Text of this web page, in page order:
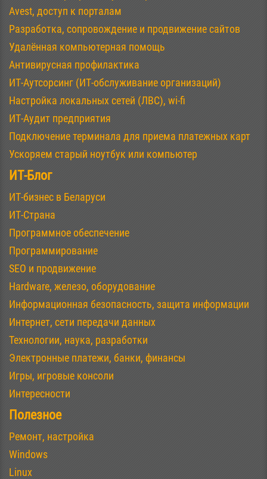
Avest, доступ к порталам
Разработка, сопровождение и продвижение сайтов
Удалённая компьютерная помощь
Антивирусная профилактика
ИТ-Аутсорсинг (ИТ-обслуживание организаций)
Настройка локальных сетей (ЛВС), wi-fi
ИТ-Аудит предприятия
Подключение терминала для приема платежных карт
Ускоряем старый ноутбук или компьютер
ИТ-Блог
ИТ-бизнес в Беларуси
ИТ-Страна
Программное обеспечение
Программирование
SEO и продвижение
Hardware, железо, оборудование
Информационная безопасность, защита информации
Интернет, сети передачи данных
Технологии, наука, разработки
Электронные платежи, банки, финансы
Игры, игровые консоли
Интересности
Полезное
Ремонт, настройка
Windows
Linux